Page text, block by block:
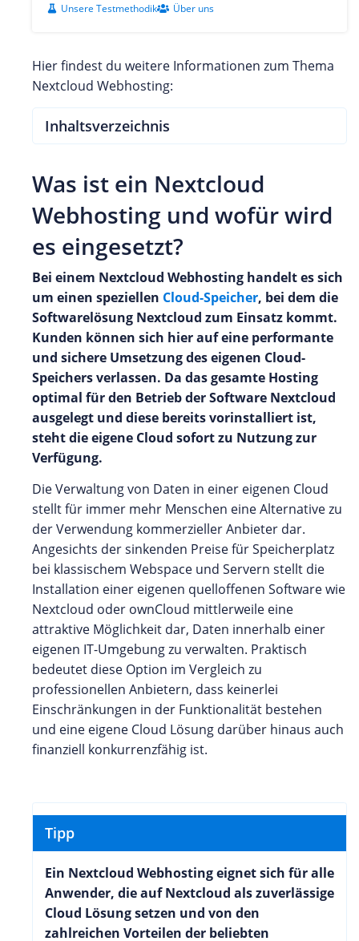
Unsere Testmethodik Über uns
Hier findest du weitere Informationen zum Thema
Nextcloud Webhosting:
Inhaltsverzeichnis
Was ist ein Nextcloud
Webhosting und wofür wird
es eingesetzt?
Bei einem Nextcloud Webhosting handelt es sich
um einen speziellen Cloud-Speicher, bei dem die
Softwarelösung Nextcloud zum Einsatz kommt.
Kunden können sich hier auf eine performante
und sichere Umsetzung des eigenen Cloud-
Speichers verlassen. Da das gesamte Hosting
optimal für den Betrieb der Software Nextcloud
ausgelegt und diese bereits vorinstalliert ist,
steht die eigene Cloud sofort zu Nutzung zur
Verfügung.
Die Verwaltung von Daten in einer eigenen Cloud
stellt für immer mehr Menschen eine Alternative zu
der Verwendung kommerzieller Anbieter dar.
Angesichts der sinkenden Preise für Speicherplatz
bei klassischem Webspace und Servern stellt die
Installation einer eigenen quelloffenen Software wie
Nextcloud oder ownCloud mittlerweile eine
attraktive Möglichkeit dar, Daten innerhalb einer
eigenen IT-Umgebung zu verwalten. Praktisch
bedeutet diese Option im Vergleich zu
professionellen Anbietern, dass keinerlei
Einschränkungen in der Funktionalität bestehen
und eine eigene Cloud Lösung darüber hinaus auch
finanziell konkurrenzfähig ist.
Tipp
Ein Nextcloud Webhosting eignet sich für alle
Anwender, die auf Nextcloud als zuverlässige
Cloud Lösung setzen und von den
zahlreichen Vorteilen der beliebten